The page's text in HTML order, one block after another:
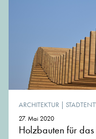
ARCHITEKTUR |
27. Mai 2020
Holzbauten für